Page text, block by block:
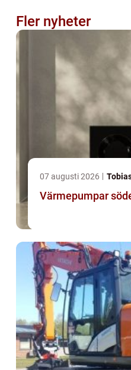
Fler nyheter
07 augusti 2026
Värmepumpar